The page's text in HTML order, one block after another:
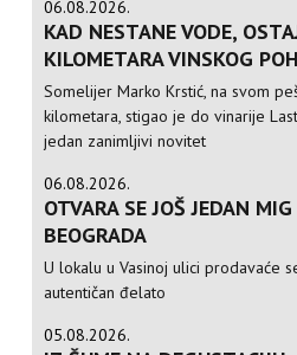
06.08.2026.
KAD NESTANE VODE,
KILOMETARA VINSKOG
Somelijer Marko Krstić, na svom
kilometara, stigao je do vinarije
jedan zanimljivi novitet
06.08.2026.
OTVARA SE JOŠ JEDAN
BEOGRADA
U lokalu u Vasinoj ulici prodavaće
autentičan đelato
05.08.2026.